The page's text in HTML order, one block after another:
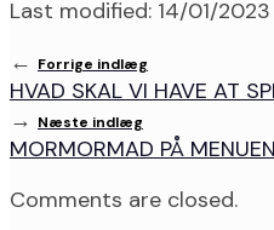
Last modified: 14/01/2023
← Forrige indlæg
HVAD SKAL VI HAVE AT
→ Næste indlæg
MORMORMAD PÅ MENUEN
Comments are closed.